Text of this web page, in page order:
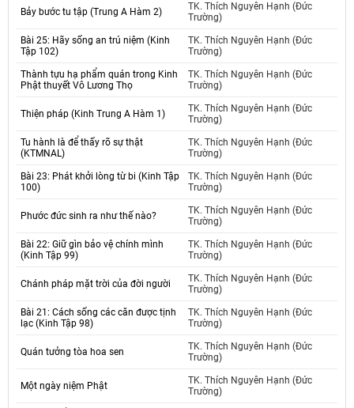
Bảy bước tu tập (Trung A Hàm 2)
TK. Thích Nguyên Hạnh (Đức
Trường)
Bài 25: Hãy sống an trú niệm (Kinh
Tập 102)
TK. Thích Nguyên Hạnh (Đức
Trường)
Thành tựu hạ phẩm quán trong Kinh
Phật thuyết Vô Lương Thọ
TK. Thích Nguyên Hạnh (Đức
Trường)
Thiện pháp (Kinh Trung A Hàm 1)
TK. Thích Nguyên Hạnh (Đức
Trường)
Tu hành là để thấy rõ sự thật
(KTMNAL)
TK. Thích Nguyên Hạnh (Đức
Trường)
Bài 23: Phát khởi lòng từ bi (Kinh Tập
100)
TK. Thích Nguyên Hạnh (Đức
Trường)
Phước đức sinh ra như thế nào?
TK. Thích Nguyên Hạnh (Đức
Trường)
Bài 22: Giữ gìn bảo vệ chính mình
(Kinh Tập 99)
TK. Thích Nguyên Hạnh (Đức
Trường)
Chánh pháp mặt trời của đời người
TK. Thích Nguyên Hạnh (Đức
Trường)
Bài 21: Cách sống các căn được tịnh
lạc (Kinh Tập 98)
TK. Thích Nguyên Hạnh (Đức
Trường)
Quán tưởng tòa hoa sen
TK. Thích Nguyên Hạnh (Đức
Trường)
Một ngày niệm Phật
TK. Thích Nguyên Hạnh (Đức
Trường)